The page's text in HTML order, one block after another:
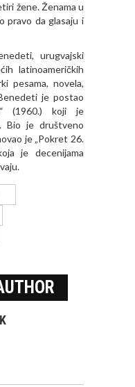
žene. Ženama u
pravo da glasaju i
urugvajski
latinoameričkih
pesama, novela,
je postao
(1960.) koji je
Bio je društveno
je „Pokret 26.
je decenijama